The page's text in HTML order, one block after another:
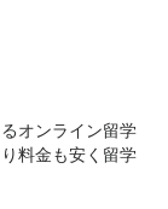
オンライン留学
料金も安く留学